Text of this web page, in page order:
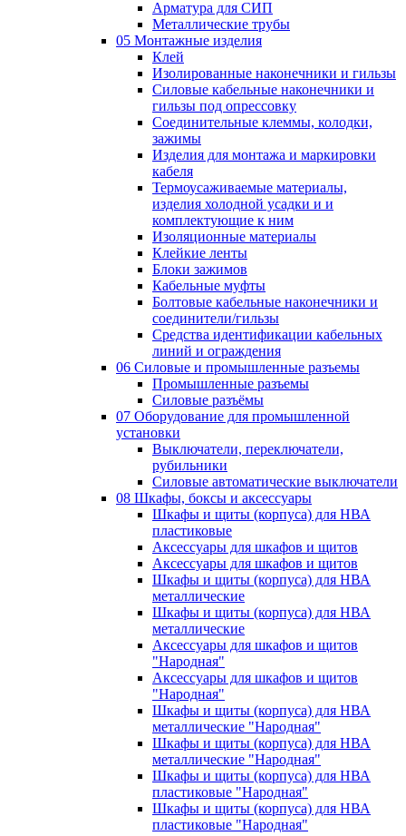
Арматура для СИП
Металлические трубы
05 Монтажные изделия
Клей
Изолированные наконечники и гильзы
Силовые кабельные наконечники и
гильзы под опрессовку
Соединительные клеммы, колодки,
зажимы
Изделия для монтажа и маркировки
кабеля
Термоусаживаемые материалы,
изделия холодной усадки и и
комплектующие к ним
Изоляционные материалы
Клейкие ленты
Блоки зажимов
Кабельные муфты
Болтовые кабельные наконечники и
соединители/гильзы
Средства идентификации кабельных
линий и ограждения
06 Силовые и промышленные разъемы
Промышленные разъемы
Силовые разъёмы
07 Оборудование для промышленной
установки
Выключатели, переключатели,
рубильники
Силовые автоматические выключатели
08 Шкафы, боксы и аксессуары
Шкафы и щиты (корпуса) для НВА
пластиковые
Аксессуары для шкафов и щитов
Аксессуары для шкафов и щитов
Шкафы и щиты (корпуса) для НВА
металлические
Шкафы и щиты (корпуса) для НВА
металлические
Аксессуары для шкафов и щитов
"Народная"
Аксессуары для шкафов и щитов
"Народная"
Шкафы и щиты (корпуса) для НВА
металлические "Народная"
Шкафы и щиты (корпуса) для НВА
металлические "Народная"
Шкафы и щиты (корпуса) для НВА
пластиковые "Народная"
Шкафы и щиты (корпуса) для НВА
пластиковые "Народная"